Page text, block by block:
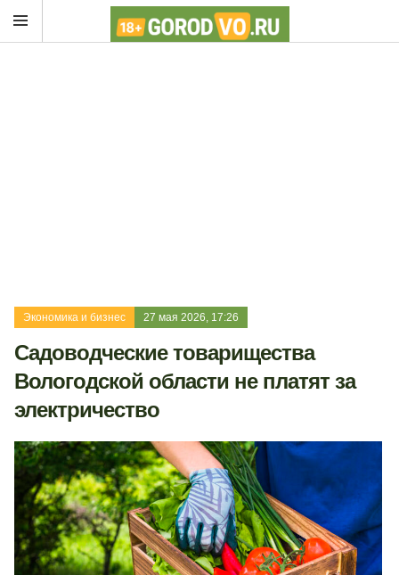
Экономика и бизнес 27 мая 2026, 17:26
Садоводческие товарищества
Вологодской области не платят за
электричество